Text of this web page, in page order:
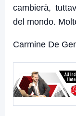
cambierà,
del mondo.
Carmine De